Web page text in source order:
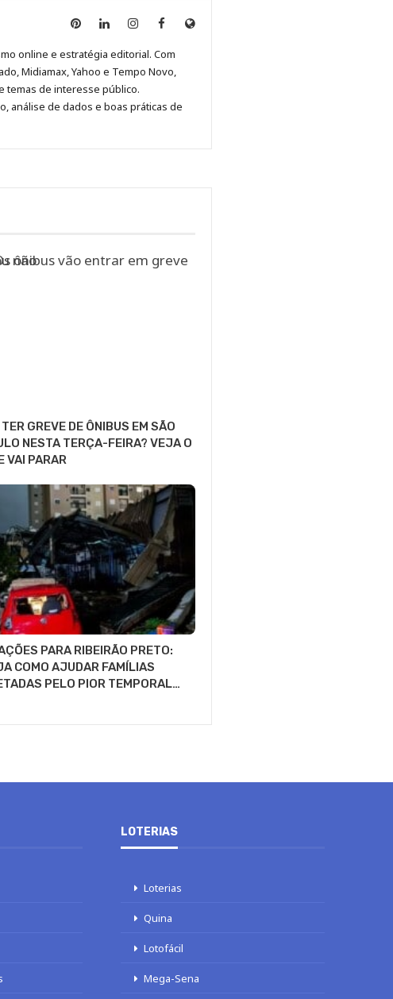
Anny
no
Pinterest
Anny
no
LinkedIn
Anny
no
Instagram
Anny
no
Facebook
Site
online e estratégia editorial. Com
Midiamax, Yahoo e Tempo Novo,
temas de interesse público.
análise de dados e boas práticas de
GREVE DE ÔNIBUS EM SÃO
NESTA TERÇA-FEIRA? VEJA O
VAI PARAR
PARA RIBEIRÃO PRETO:
COMO AJUDAR FAMÍLIAS
PELO PIOR TEMPORAL…
LOTERIAS
Loterias
Quina
Lotofácil
Mega-Sena